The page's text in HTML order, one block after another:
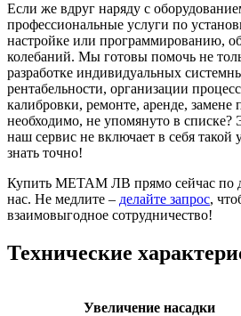
Если же вдруг наряду с
профессиональные услуги по
настройке или программированию,
колебаний. Мы готовы помочь не
разработке индивидуальных
рентабельности, организации
калибровки, ремонте, аренде,
необходимо, не упомянуто в списке?
наш сервис не включает в себя такой
знать точно!
Купить МЕТАМ ЛВ прямо сейчас по
нас. Не медлите – делайте запрос,
взаимовыгодное сотрудничество!
Технические
Увеличение насадки